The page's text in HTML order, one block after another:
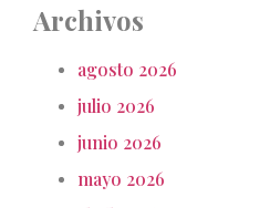
Archivos
agosto 2026
julio 2026
junio 2026
mayo 2026